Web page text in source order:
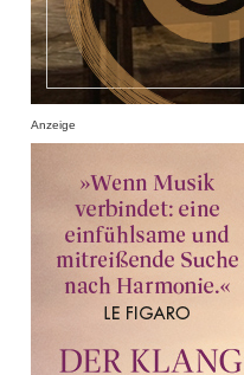
Anzeige